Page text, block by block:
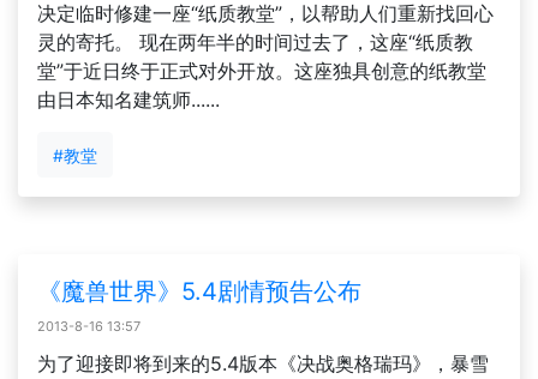
决定临时修建一座“纸质教堂”，以帮助人们重新找回心
灵的寄托。 现在两年半的时间过去了，这座“纸质教
堂”于近日终于正式对外开放。这座独具创意的纸教堂
由日本知名建筑师......
#教堂
《魔兽世界》5.4剧情预告公布
2013-8-16 13:57
为了迎接即将到来的5.4版本《决战奥格瑞玛》，暴雪